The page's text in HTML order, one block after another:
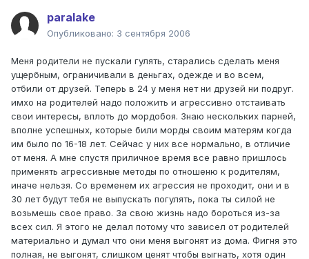
paralake
Опубликовано: 3 сентября 2006
Меня родители не пускали гулять, старались сделать меня
ущербным, ограничивали в деньгах, одежде и во всем,
отбили от друзей. Теперь в 24 у меня нет ни друзей ни подруг.
имхо на родителей надо положить и агрессивно отстаивать
свои интересы, вплоть до мордобоя. Знаю нескольких парней,
вполне успешных, которые били морды своим матерям когда
им было по 16-18 лет. Сейчас у них все нормально, в отличие
от меня. А мне спустя приличное время все равно пришлось
применять агрессивные методы по отношеню к родителям,
иначе нельзя. Со временем их агрессия не проходит, они и в
30 лет будут тебя не выпускать погулять, пока ты силой не
возьмешь свое право. За свою жизнь надо бороться из-за
всех сил. Я этого не делал потому что зависел от родителей
материально и думал что они меня выгонят из дома. Фигня это
полная, не выгонят, слишком ценят чтобы выгнать, хотя один